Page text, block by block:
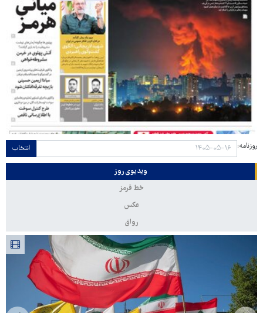
روزنامه: انتخاب
ویدیوی روز
خط قرمز
عکس
رواق